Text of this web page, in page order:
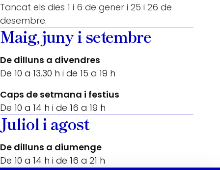
Tancat els dies 1 i 6 de gener i 25 i 26 de
desembre.
Maig, juny i setembre
De dilluns a divendres
De 10 a 13.30 h i de 15 a 19 h
Caps de setmana i festius
De 10 a 14 h i de 16 a 19 h
Juliol i agost
De dilluns a diumenge
De 10 a 14 h i de 16 a 21 h